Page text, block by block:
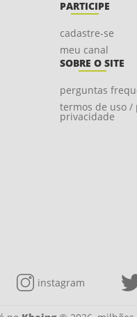
PARTICIPE
cadastre-se
meu canal
SOBRE O SITE
perguntas
termos de uso /
privacidade
instagram